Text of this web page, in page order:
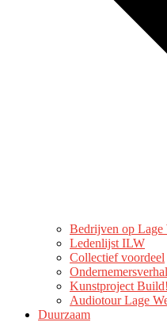
Bedrijven op Lage
Ledenlijst ILW
Collectief voordeel
Kunstproject Build!
Audiotour Lage
Duurzaam